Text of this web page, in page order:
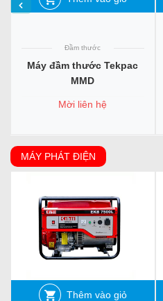
Đầm thước
Máy đầm thước Tekpac
MMD
Mời liên hệ
MÁY PHÁT ĐIỆN
Thêm vào giỏ